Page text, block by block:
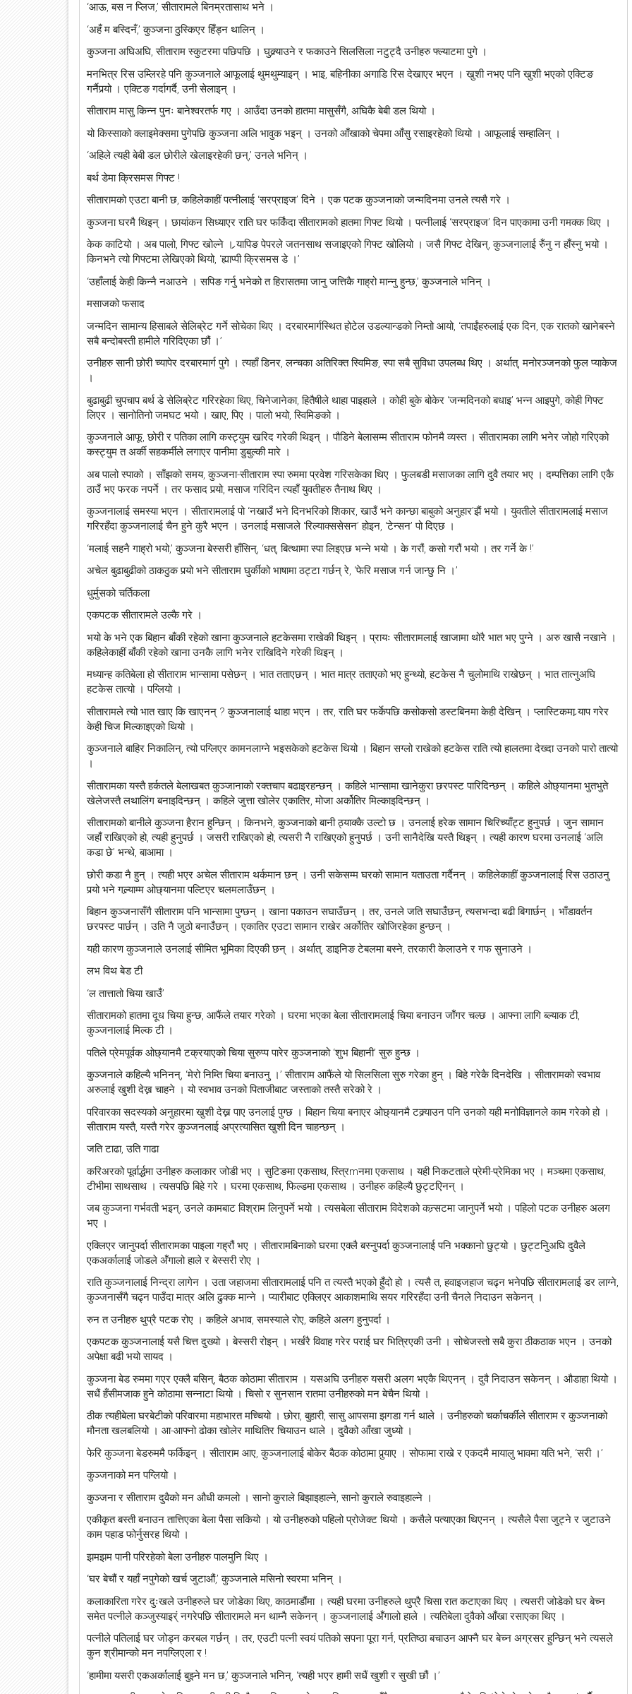
‘आऊ, बस न प्लिज,’ सीतारामले बिनम्रतासाथ भने ।
‘अहँ म बस्दिनँ,’ कुञ्जना ठुस्किएर हिँड्न थालिन् ।
कुञ्जना अघिअघि, सीताराम स्कुटरमा पछिपछि । घुक्र्याउने र फकाउने सिलसिला नटुट्दै उनीहरु फ्ल्याटमा पुगे ।
मनभित्र रिस उम्लिरहे पनि कुञ्जनाले आफूलाई थुमथुम्याइन् । भाइ, बहिनीका अगाडि रिस देखाएर भएन । खुशी नभए पनि खुशी भएको एक्टिङ
गर्नैपर्‍यो । एक्टिङ गर्दागर्दै, उनी सेलाइन् ।
सीताराम मासु किन्न पुनः बानेश्वरतर्फ गए । आउँदा उनको हातमा मासुसँगै, अघिकै बेबी डल थियो ।
यो किस्साको क्लाइमेक्समा पुगेपछि कुञ्जना अलि भावुक भइन् । उनको आँखाको चेपमा आँसु रसाइरहेको थियो । आफूलाई सम्हालिन् ।
‘अहिले त्यही बेबी डल छोरीले खेलाइरहेकी छन्,’ उनले भनिन् ।
बर्थ डेमा क्रिसमस गिफ्ट !
सीतारामको एउटा बानी छ, कहिलेकाहीं पत्नीलाई ‘सरप्राइज’ दिने । एक पटक कुञ्जनाको जन्मदिनमा उनले त्यसै गरे ।
कुञ्जना घरमै थिइन् । छायांकन सिध्याएर राति घर फर्किंदा सीतारामको हातमा गिफ्ट थियो । पत्नीलाई ‘सरप्राइज’ दिन पाएकामा उनी गमक्क थिए ।
केक काटियो । अब पालो, गिफ्ट खोल्ने । र्‍यापिङ पेपरले जतनसाथ सजाइएको गिफ्ट खोलियो । जसै गिफ्ट देखिन्, कुञ्जनालाई रुँनु न हाँस्नु भयो ।
किनभने त्यो गिफ्टमा लेखिएको थियो, ‘ह्याप्पी क्रिसमस डे ।’
‘उहाँलाई केही किन्नै नआउने । सपिङ गर्नु भनेको त हिरासतमा जानु जत्तिकै गाह्रो मान्नु हुन्छ,’ कुञ्जनाले भनिन् ।
मसाजको फसाद
जन्मदिन सामान्य हिसाबले सेलिब्रेट गर्ने सोचेका थिए । दरबारमार्गस्थित होटेल उडल्यान्डको निम्तो आयो, ‘तपाईंहरुलाई एक दिन, एक रातको खानेबस्ने
सबै बन्दोबस्ती हामीले गरिदिएका छौं ।’
उनीहरु सानी छोरी च्यापेर दरबारमार्ग पुगे । त्यहाँ डिनर, लन्चका अतिरिक्त स्विमिङ, स्पा सबै सुविधा उपलब्ध थिए । अर्थात्, मनोरञ्जनको फुल प्याकेज
।
बुढाबुढी चुपचाप बर्थ डे सेलिब्रेट गरिरहेका थिए, चिनेजानेका, हितैषीले थाहा पाइहाले । कोही बुके बोकेर ‘जन्मदिनको बधाइ’ भन्न आइपुगे, कोही गिफ्ट
लिएर । सानोतिनो जमघट भयो । खाए, पिए । पालो भयो, स्विमिङको ।
कुञ्जनाले आफू, छोरी र पतिका लागि कस्ट्युम खरिद गरेकी थिइन् । पौडिने बेलासम्म सीताराम फोनमै व्यस्त । सीतारामका लागि भनेर जोहो गरिएको
कस्ट्युम त अर्की सहकर्मीले लगाएर पानीमा डुबुल्की मारे ।
अब पालो स्पाको । साँझको समय, कुञ्जना-सीताराम स्पा रुममा प्रवेश गरिसकेका थिए । फुलबडी मसाजका लागि दुवै तयार भए । दम्पत्तिका लागि एकै
ठाउँ भए फरक नपर्ने । तर फसाद पर्‍यो, मसाज गरिदिन त्यहाँ युवतीहरु तैनाथ थिए ।
कुञ्जनालाई समस्या भएन । सीतारामलाई पो ‘नखाउँ भने दिनभरिको शिकार, खाउँ भने कान्छा बाबुको अनुहार’झैं भयो । युवतीले सीतारामलाई मसाज
गरिरहँदा कुञ्जनालाई चैन हुने कुरै भएन । उनलाई मसाजले ‘रिल्याक्ससेसन’ होइन, ‘टेन्सन’ पो दिएछ ।
‘मलाई सहनै गाह्रो भयो,’ कुञ्जना बेस्सरी हाँसिन्, ‘धत्, बित्थामा स्पा लिइएछ भन्ने भयो । के गरौं, कसो गरौं भयो । तर गर्ने के !’
अचेल बुढाबुढीको ठाकठुक पर्‍यो भने सीताराम घुर्कीको भाषामा ठट्टा गर्छन् रे, ‘फेरि मसाज गर्न जान्छु नि ।’
धुर्मुसको चर्तिकला
एकपटक सीतारामले उल्कै गरे ।
भयो के भने एक बिहान बाँकी रहेको खाना कुञ्जनाले हटकेसमा राखेकी थिइन् । प्रायः सीतारामलाई खाजामा थोरै भात भए पुग्ने । अरु खासै नखाने ।
कहिलेकाहीं बाँकी रहेको खाना उनकै लागि भनेर राखिदिने गरेकी थिइन् ।
मध्यान्ह कतिबेला हो सीताराम भान्सामा पसेछन् । भात तताएछन् । भात मात्र तताएको भए हुन्थ्यो, हटकेस नै चुलोमाथि राखेछन् । भात तात्नुअघि
हटकेस तात्यो । पग्लियो ।
सीतारामले त्यो भात खाए कि खाएनन् ? कुञ्जनालाई थाहा भएन । तर, राति घर फर्केपछि कसोकसो डस्टबिनमा केही देखिन् । प्लास्टिकमा र्‍याप गरेर
केही चिज मिल्काइएको थियो ।
कुञ्जनाले बाहिर निकालिन्, त्यो पग्लिएर कामनलाग्ने भइसकेको हटकेस थियो । बिहान सग्लो राखेको हटकेस राति त्यो हालतमा देख्दा उनको पारो तात्यो
।
सीतारामका यस्तै हर्कतले बेलाखबत कुञ्जानाको रक्तचाप बढाइरहन्छन् । कहिले भान्सामा खानेकुरा छरपस्ट पारिदिन्छन् । कहिले ओछ्यानमा भुतभुते
खेलेजस्तै लथालिंग बनाइदिन्छन् । कहिले जुत्ता खोलेर एकातिर, मोजा अर्कोतिर मिल्काइदिन्छन् ।
सीतारामको बानीले कुञ्जना हैरान हुन्छिन् । किनभने, कुञ्जनाको बानी ठ्याक्कै उल्टो छ । उनलाई हरेक सामान चिरिच्याँट्ट हुनुपर्छ । जुन सामान
जहाँ राखिएको हो, त्यही हुनुपर्छ । जसरी राखिएको हो, त्यसरी नै राखिएको हुनुपर्छ । उनी सानैदेखि यस्तै थिइन् । त्यही कारण घरमा उनलाई ‘अलि
कडा छे’ भन्थे, बाआमा ।
छोरी कडा नै हुन् । त्यही भएर अचेल सीताराम थर्कमान छन् । उनी सकेसम्म घरको सामान यताउता गर्दैनन् । कहिलेकाहीं कुञ्जनालाई रिस उठाउनु
पर्‍यो भने गल्र्याम्म ओछ्यानमा पल्टिएर चलमलाउँछन् ।
बिहान कुञ्जनासँगै सीताराम पनि भान्सामा पुग्छन् । खाना पकाउन सघाउँछन् । तर, उनले जति सघाउँछन्, त्यसभन्दा बढी बिगार्छन् । भाँडावर्तन
छरपस्ट पार्छन् । उति नै जुठो बनाउँछन् । एकातिर एउटा सामान राखेर अर्कोतिर खोजिरहेका हुन्छन् ।
यही कारण कुञ्जनाले उनलाई सीमित भूमिका दिएकी छन् । अर्थात्, डाइनिङ टेबलमा बस्ने, तरकारी केलाउने र गफ सुनाउने ।
लभ विथ बेड टी
‘ल तात्तातो चिया खाउँ’
सीतारामको हातमा दूध चिया हुन्छ, आफैंले तयार गरेको । घरमा भएका बेला सीतारामलाई चिया बनाउन जाँगर चल्छ । आफ्ना लागि ब्ल्याक टी,
कुञ्जनालाई मिल्क टी ।
पतिले प्रेमपूर्वक ओछ्यानमै टक्रयाएको चिया सुरुप्प पारेर कुञ्जनाको ‘शुभ बिहानी’ सुरु हुन्छ ।
कुञ्जनाले कहिल्यै भनिनन्, ‘मेरो निम्ति चिया बनाउनु ।’ सीताराम आफैंले यो सिलसिला सुरु गरेका हुन् । बिहे गरेकै दिनदेखि । सीतारामको स्वभाव
अरुलाई खुशी देख्न चाहने । यो स्वभाव उनको पिताजीबाट जस्ताको तस्तै सरेको रे ।
परिवारका सदस्यको अनुहारमा खुशी देख्न पाए उनलाई पुग्छ । बिहान चिया बनाएर ओछ्यानमै टक्र्याउन पनि उनको यही मनोविज्ञानले काम गरेको हो ।
सीताराम यस्तै, यस्तै गरेर कुञ्जनलाई अप्रत्यासित खुशी दिन चाहन्छन् ।
जति टाढा, उति गाढा
करिअरको पूर्वार्द्धमा उनीहरु कलाकार जोडी भए । सुटिङमा एकसाथ, स्त्रिmनमा एकसाथ । यही निकटताले प्रेमी-प्रेमिका भए । मञ्चमा एकसाथ,
टीभीमा साथसाथ । त्यसपछि बिहे गरे । घरमा एकसाथ, फिल्डमा एकसाथ । उनीहरु कहिल्यै छुट्टएिनन् ।
जब कुञ्जना गर्भवती भइन्, उनले कामबाट विश्राम लिनुपर्ने भयो । त्यसबेला सीताराम विदेशको कन्र्सटमा जानुपर्ने भयो । पहिलो पटक उनीहरु अलग
भए ।
एक्लिएर जानुपर्दा सीतारामका पाइला गह्रौं भए । सीतारामबिनाको घरमा एक्लै बस्नुपर्दा कुञ्जनालाई पनि भक्कानो छुट्यो । छुट्टनिुअघि दुवैले
एकअर्कालाई जोडले अँगालो हाले र बेस्सरी रोए ।
राति कुञ्जनालाई निन्द्रा लागेन । उता जहाजमा सीतारामलाई पनि त त्यस्तै भएको हुँदो हो । त्यसै त, हवाइजहाज चढ्न भनेपछि सीतारामलाई डर लाग्ने,
कुञ्जनासँगै चढ्न पाउँदा मात्र अलि ढुक्क मान्ने । प्यारीबाट एक्लिएर आकाशमाथि सयर गरिरहँदा उनी चैनले निदाउन सकेनन् ।
रुन त उनीहरु थुप्रै पटक रोए । कहिले अभाव, समस्याले रोए, कहिले अलग हुनुपर्दा ।
एकपटक कुञ्जनालाई यसै चित्त दुख्यो । बेस्सरी रोइन् । भर्खरै विवाह गरेर पराई घर भित्रिएकी उनी । सोचेजस्तो सबै कुरा ठीकठाक भएन । उनको
अपेक्षा बढी भयो सायद ।
कुञ्जना बेड रुममा गएर एक्लै बसिन्, बैठक कोठामा सीताराम । यसअघि उनीहरु यसरी अलग भएकै थिएनन् । दुवै निदाउन सकेनन् । औडाहा थियो ।
सधैं हँसीमजाक हुने कोठामा सन्नाटा थियो । चिसो र सुनसान रातमा उनीहरुको मन बेचैन थियो ।
ठीक त्यहीबेला घरबेटीको परिवारमा महाभारत मच्चियो । छोरा, बुहारी, सासु आपसमा झगडा गर्न थाले । उनीहरुको चर्काचर्कीले सीताराम र कुञ्जनाको
मौनता खलबलियो । आ-आफ्नो ढोका खोलेर माथितिर चियाउन थाले । दुवैको आँखा जुध्यो ।
फेरि कुञ्जना बेडरुममै फर्किइन् । सीताराम आए, कुञ्जनालाई बोकेर बैठक कोठामा पुर्‍याए । सोफामा राखे र एकदमै मायालु भावमा यति भने, ‘सरी ।’
कुञ्जनाको मन पग्लियो ।
कुञ्जना र सीताराम दुवैको मन औधी कमलो । सानो कुराले बिझाइहाल्ने, सानो कुराले रुवाइहाल्ने ।
एकीकृत बस्ती बनाउन तात्तिएका बेला पैसा सकियो । यो उनीहरुको पहिलो प्रोजेक्ट थियो । कसैले पत्याएका थिएनन् । त्यसैले पैसा जुट्ने र जुटाउने
काम पहाड फोर्नुसरह थियो ।
झमझम पानी परिरहेको बेला उनीहरु पालमुनि थिए ।
‘घर बेचौं र यहाँ नपुगेको खर्च जुटाऔं,’ कुञ्जनाले मसिनो स्वरमा भनिन् ।
कलाकारिता गरेर दुःखले उनीहरुले घर जोडेका थिए, काठमाडौंमा । त्यही घरमा उनीहरुले थुप्रै चिसा रात कटाएका थिए । त्यसरी जोडेको घर बेच्न
समेत पत्नीले कञ्जुस्याइर्ं नगरेपछि सीतारामले मन थाम्नै सकेनन् । कुञ्जनालाई अँगालो हाले । त्यतिबेला दुवैको आँखा रसाएका थिए ।
पत्नीले पतिलाई घर जोड्न करबल गर्छन् । तर, एउटी पत्नी स्वयं पतिको सपना पूरा गर्न, प्रतिष्ठा बचाउन आफ्नै घर बेच्न अग्रसर हुन्छिन् भने त्यसले
कुन श्रीमान्को मन नपग्लिएला र !
‘हामीमा यसरी एकअर्कालाई बुझ्ने मन छ,’ कुञ्जनाले भनिन्, ‘त्यही भएर हामी सधैं खुशी र सुखी छौं ।’
३ कक्षामा अध्यनरत अयुव
फिल्ममा डेव्यू गर्दै
shyane.com.np 2018-5-22
थिएटर धाउछन्। द चन्दबाघ स्कुल काठमाडौंमा
अध्यनरत उनी अभिनय सिक्नका लागि मण्डला
प्रोजेक्टका...
गोरेलाई मोरङ जिल्ला अदालत
लैजाँदै
shyane.com.np 2018-5-22
अभियुक्त चुडामणी उप्रेतीलाई आज नै जिल्ला
छानविन समितिले पक्राउ गरेको ‘गोर...
22
सरकारले गणतन्त्र दिवस भव्य रुपले मनाउने
22